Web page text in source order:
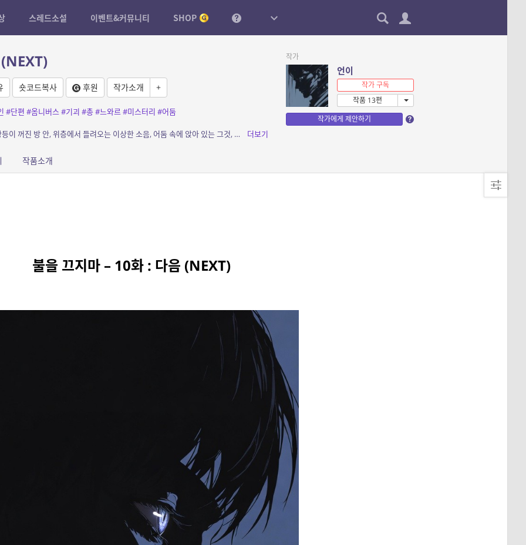
스레드소설 이벤트&커뮤니티 SHOP
숏코드복사 후원 작가소개 +
#단편 #옴니버스#기괴 #총#느와르#미스터리 #어둠
소개: 불을 끄는 순간, 무언가가 시작된다. 형광등이 꺼진 방 안, 위층에서 들려오는 이상한 소음, 어둠 속에 앉아 있는 그것, 그리고 나를 지켜보고 있는 시선. 일상이라는 가장 무서운 ...
더보기
작가
언이
작가 구독
작품 13편
작가에게 제안하기
작품소개
불을 끄지마 – 10화 : 다음 (NEXT)